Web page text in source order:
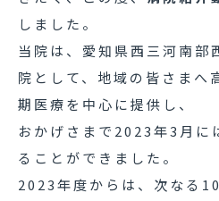
しました。
当院は、愛知県西三河南部
院として、地域の皆さまへ
期医療を中心に提供し、
おかげさまで2023年3月に
ることができました。
2023年度からは、次なる